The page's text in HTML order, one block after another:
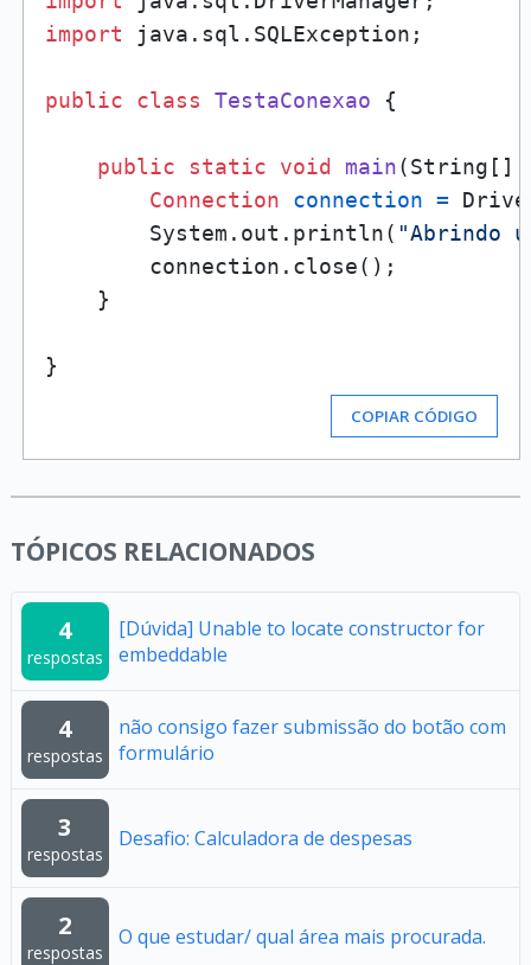
import java.sql.SQLException;
public class TestaConexao {
public static void main(String[]
Connection
connection =
        System.out.println(
"Abrindo
        connection.close();
    }
COPIAR CÓDIGO
TÓPICOS RELACIONADOS
4
respostas
[Dúvida] Unable to locate constructor for
embeddable
4
respostas
não consigo fazer submissão do botão com
formulário
3
respostas
Desafio: Calculadora de despesas
2
respostas
O que estudar/ qual área mais procurada.